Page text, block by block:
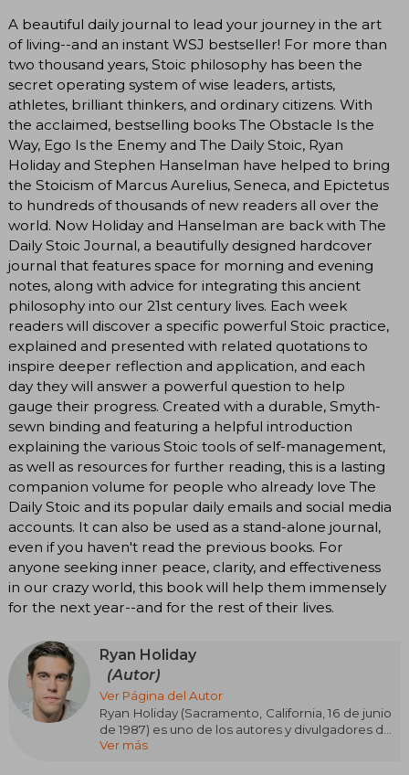
A beautiful daily journal to lead your journey in the art
of living--and an instant WSJ bestseller! For more than
two thousand years, Stoic philosophy has been the
secret operating system of wise leaders, artists,
athletes, brilliant thinkers, and ordinary citizens. With
the acclaimed, bestselling books The Obstacle Is the
Way, Ego Is the Enemy and The Daily Stoic, Ryan
Holiday and Stephen Hanselman have helped to bring
the Stoicism of Marcus Aurelius, Seneca, and Epictetus
to hundreds of thousands of new readers all over the
world. Now Holiday and Hanselman are back with The
Daily Stoic Journal, a beautifully designed hardcover
journal that features space for morning and evening
notes, along with advice for integrating this ancient
philosophy into our 21st century lives. Each week
readers will discover a specific powerful Stoic practice,
explained and presented with related quotations to
inspire deeper reflection and application, and each
day they will answer a powerful question to help
gauge their progress. Created with a durable, Smyth-
sewn binding and featuring a helpful introduction
explaining the various Stoic tools of self-management,
as well as resources for further reading, this is a lasting
companion volume for people who already love The
Daily Stoic and its popular daily emails and social media
accounts. It can also be used as a stand-alone journal,
even if you haven't read the previous books. For
anyone seeking inner peace, clarity, and effectiveness
in our crazy world, this book will help them immensely
for the next year--and for the rest of their lives.
Ryan Holiday
(Autor)
Ver Página del Autor
Ryan Holiday (Sacramento, California, 16 de junio
de 1987) es uno de los autores y divulgadores de
filosofía práctica más influyentes de la
Ver más